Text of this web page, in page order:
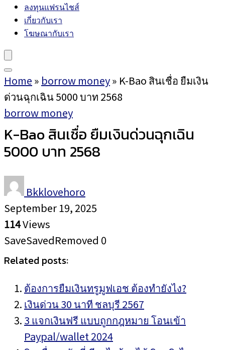
ลงทุนแฟรนไชส์
เกี่ยวกับเรา
โฆษณากับเรา
Home » borrow money» K-Bao สินเชื่อ ยืมเงิน
ด่วนฉุกเฉิน 5000 บาท 2568
borrow money
K-Bao สินเชื่อ ยืมเงินด่วนฉุกเฉิน
5000 บาท 2568
Bkklovehoro
September 19, 2025
114Views
SaveSavedRemoved 0
Related posts:
ต้องการยืมเงินทรูมูฟเอช ต้องทำยังไง?
เงินด่วน 30 นาที ชลบุรี 2567
3 แจกเงินฟรี แบบถูกกฎหมาย โอนเข้า
Paypal/wallet 2024